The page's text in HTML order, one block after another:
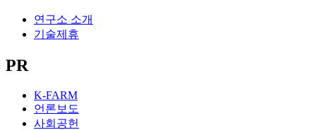
연구소 소개
기술제휴
PR
K-FARM
언론보도
사회공헌